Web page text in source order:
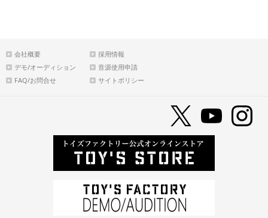
会社概要
採用情報
デモ/オーディション
音源使用申請
FAQ/お問合せ
サイトポリシー